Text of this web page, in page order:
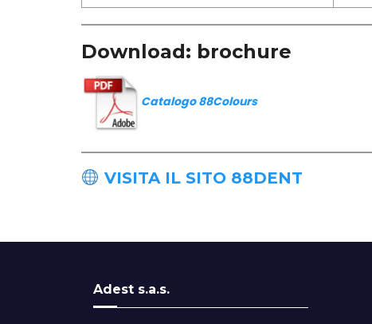
Download: brochure
Catalogo 88Colours
VISITA IL SITO 88DENT
Adest s.a.s.